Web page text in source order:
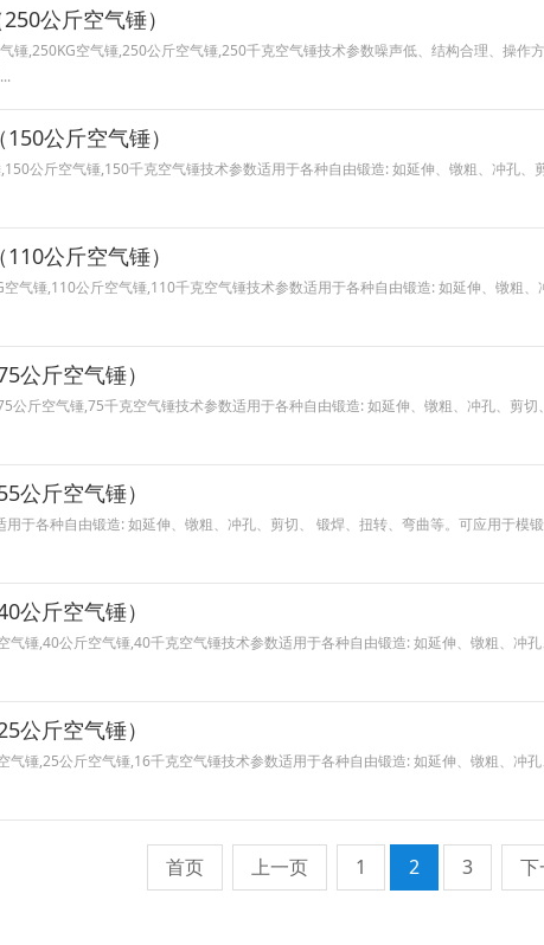
公斤空气锤）
锤,250KG空气锤,250公斤空气锤,250千克空气锤技术参数噪声低、结构合理、操
公斤空气锤）
公斤空气锤,150千克空气锤技术参数适用于各种自由锻造: 如延伸、镦粗、冲孔
公斤空气锤）
气锤,110公斤空气锤,110千克空气锤技术参数适用于各种自由锻造: 如延伸、镦粗
公斤空气锤）
公斤空气锤,75千克空气锤技术参数适用于各种自由锻造: 如延伸、镦粗、冲孔、剪
公斤空气锤）
于各种自由锻造: 如延伸、镦粗、冲孔、剪切、 锻焊、扭转、弯曲等。可应用于模
公斤空气锤）
气锤,40公斤空气锤,40千克空气锤技术参数适用于各种自由锻造: 如延伸、镦粗、
公斤空气锤）
气锤,25公斤空气锤,16千克空气锤技术参数适用于各种自由锻造: 如延伸、镦粗、
首页 上一页 1 2 3 下